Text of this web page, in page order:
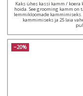
Kaks ühes kassi kamm /
hoida. See grooming kamm
lemmikloomade
kammimiseks ja 25 laia
−20%